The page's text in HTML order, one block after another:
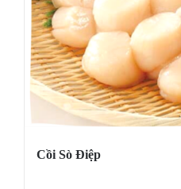
Cồi Sò Điệp